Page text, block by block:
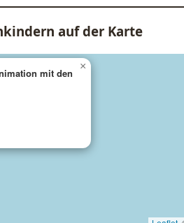
auf der Karte
mit den
×